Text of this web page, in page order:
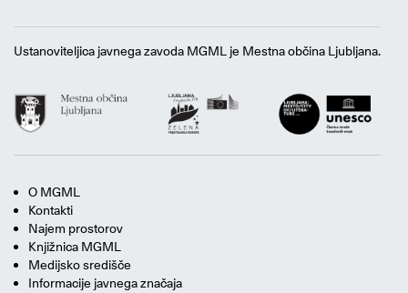
Ustanoviteljica javnega zavoda MGML je Mestna občina Ljubljana.
O MGML
Kontakti
Najem prostorov
Knjižnica MGML
Medijsko središče
Informacije javnega značaja